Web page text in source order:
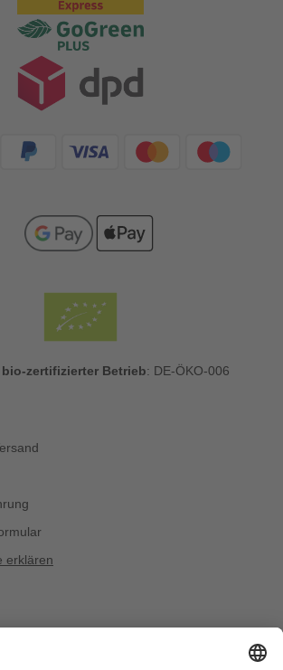
Zahlungsarten
bio-zertifizierter Betrieb: DE-ÖKO-006
erklären